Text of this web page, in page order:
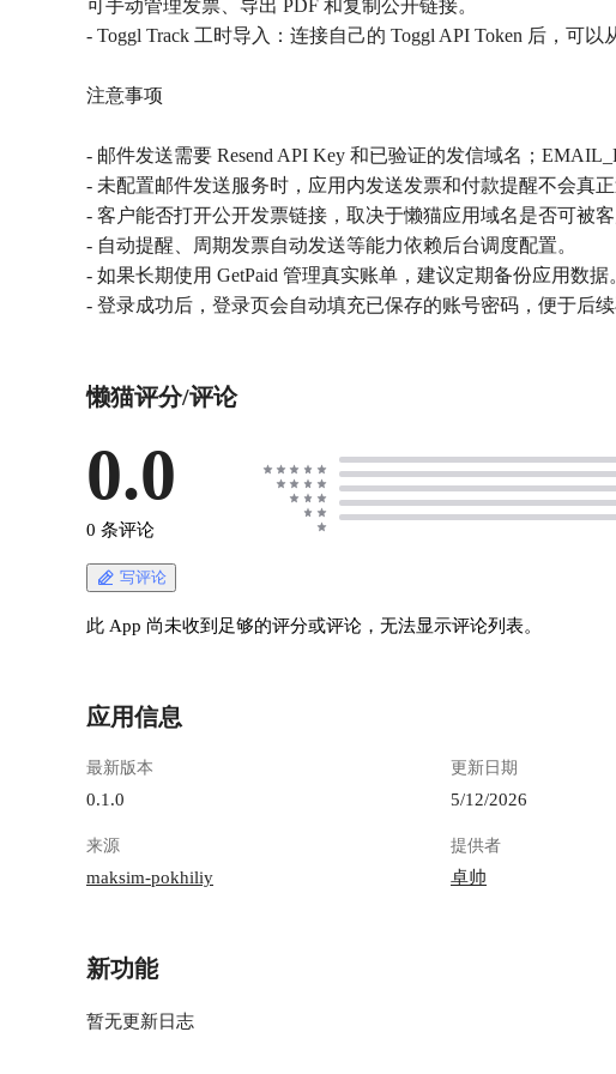
可手动管理发票、导出 PDF 和复制公开链接。
- Toggl Track 工时导入：连接自己的 Toggl API Token 后，可
注意事项
- 邮件发送需要 Resend API Key 和已验证的发信域名；
- 未配置邮件发送服务时，应用内发送发票和付款提醒不会真正
- 客户能否打开公开发票链接，取决于懒猫应用域名是否可被客
- 自动提醒、周期发票自动发送等能力依赖后台调度配置。
- 如果长期使用 GetPaid 管理真实账单，建议定期备份应用数据
- 登录成功后，登录页会自动填充已保存的账号密码，便于后续
懒猫评分/评论
0.0
0 条评论
写评论
此 App 尚未收到足够的评分或评论，无法显示评论列表。
应用信息
最新版本
0.1.0
更新日期
5/12/2026
来源
maksim-pokhiliy
提供者
卓帅
新功能
暂无更新日志